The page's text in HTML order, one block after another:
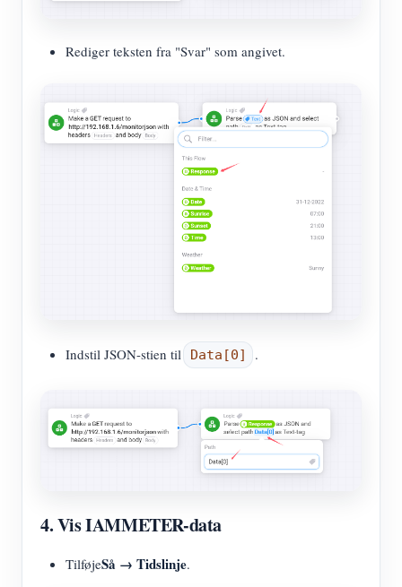
Rediger teksten fra "Svar" som angivet.
Indstil JSON-stien til Data[0] .
4. Vis IAMMETER-data
TilføjeSå → Tidslinje.